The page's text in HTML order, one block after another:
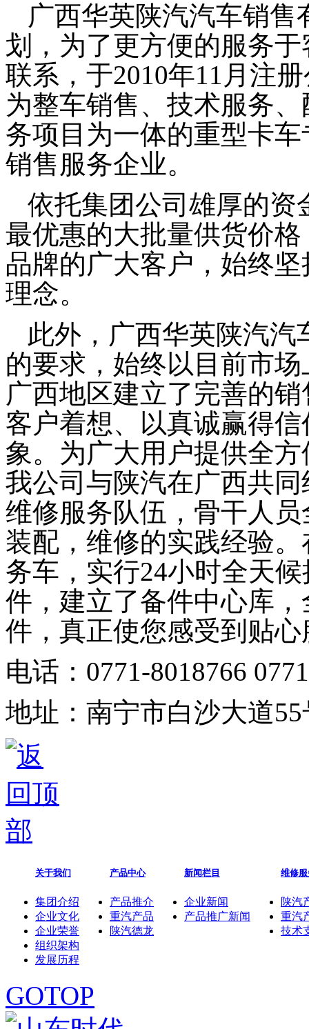
广西华英陕汽汽车销
划，为了更方便的服务
联系，于2010年11 月注
为整车销售、技术服务
务项目为一体的重型卡
销售服务企业。
依托集团公司雄厚的资
最优惠的大批量供货价
品牌的广大客户，始终
理念。
此外，广西华英陕汽
的要求，始终以目前市
广西地区建立了完善的
客户着想、以真诚赢得
象。为广大用户提供全
我公司与陕汽在广西共
维修服务队伍，骨干人
装配，维修的实践经验
务车，实行24小时全天
件，建立了备件中心库
件，真正使您感受到贴
电话： 0771-8018766
地址：南宁市白沙大道55
关于我们
集团介绍
企业文化
企业荣誉
组织架构
发展历程
产品中心
产品推介
重汽产品
陕汽德龙
新闻栏目
企业新闻
产品推广新闻
维修
陕汽
重汽
技术
GOTOP